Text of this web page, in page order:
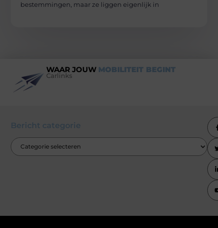
bestemmingen, maar ze liggen eigenlijk in
WAAR JOUW MOBILITEIT BEGINT
Carlinks
Bericht categorie